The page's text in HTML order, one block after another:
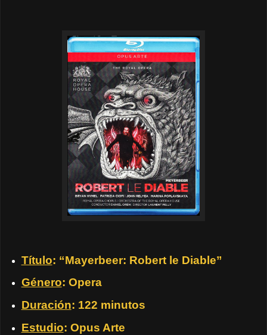
Título: “Mayerbeer: Robert le Diable”
Género: Opera
Duración: 122 minutos
Estudio: Opus Arte